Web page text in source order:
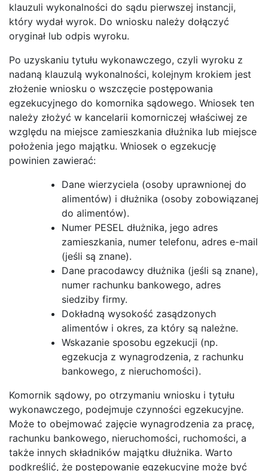
klauzuli wykonalności do sądu pierwszej instancji,
który wydał wyrok. Do wniosku należy dołączyć
oryginał lub odpis wyroku.
Po uzyskaniu tytułu wykonawczego, czyli wyroku z
nadaną klauzulą wykonalności, kolejnym krokiem jest
złożenie wniosku o wszczęcie postępowania
egzekucyjnego do komornika sądowego. Wniosek ten
należy złożyć w kancelarii komorniczej właściwej ze
względu na miejsce zamieszkania dłużnika lub miejsce
położenia jego majątku. Wniosek o egzekucję
powinien zawierać:
Dane wierzyciela (osoby uprawnionej do
alimentów) i dłużnika (osoby zobowiązanej
do alimentów).
Numer PESEL dłużnika, jego adres
zamieszkania, numer telefonu, adres e-mail
(jeśli są znane).
Dane pracodawcy dłużnika (jeśli są znane),
numer rachunku bankowego, adres
siedziby firmy.
Dokładną wysokość zasądzonych
alimentów i okres, za który są należne.
Wskazanie sposobu egzekucji (np.
egzekucja z wynagrodzenia, z rachunku
bankowego, z nieruchomości).
Komornik sądowy, po otrzymaniu wniosku i tytułu
wykonawczego, podejmuje czynności egzekucyjne.
Może to obejmować zajęcie wynagrodzenia za pracę,
rachunku bankowego, nieruchomości, ruchomości, a
także innych składników majątku dłużnika. Warto
podkreślić, że postępowanie egzekucyjne może być